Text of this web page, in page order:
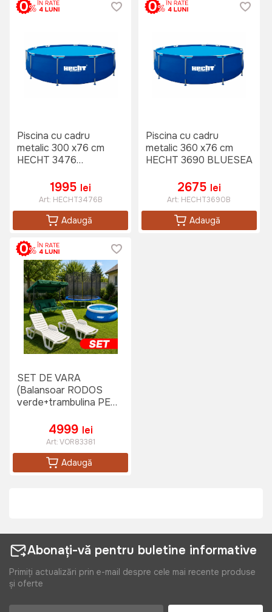
Piscina cu cadru
metalic 300 x76 cm
HECHT 3476
1995 lei
Art: HECHT3476B
Adaugă
Piscina cu cadru
metalic 360 x76 cm
HECHT 3690 BLUESEA
2675 lei
Art: HECHT3690B
Adaugă
SET DE VARA
(Balansoar RODOS
verde+trambulina PE
Hecht3276+
2sezlonguri Lettino
Fisso)
4999 lei
Art:VOR83381
Adaugă
Abonați-vă pentru buletine informative
Primiți actualizări prin e-mail despre cele mai recente produse
și oferte